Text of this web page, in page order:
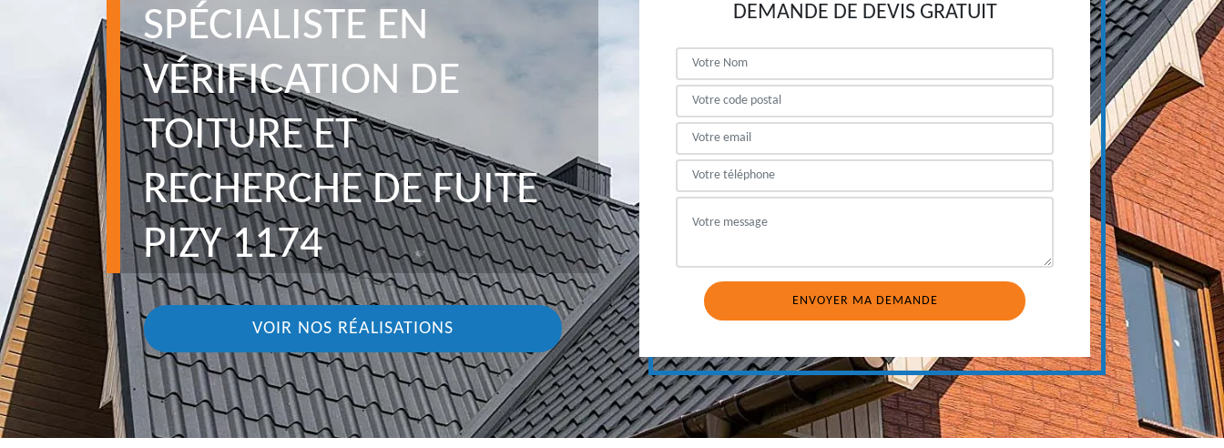
SPÉCIALISTE EN
VÉRIFICATION DE
TOITURE ET
RECHERCHE DE FUITE
PIZY 1174
VOIR NOS RÉALISATIONS
DEMANDE DE DEVIS GRATUIT